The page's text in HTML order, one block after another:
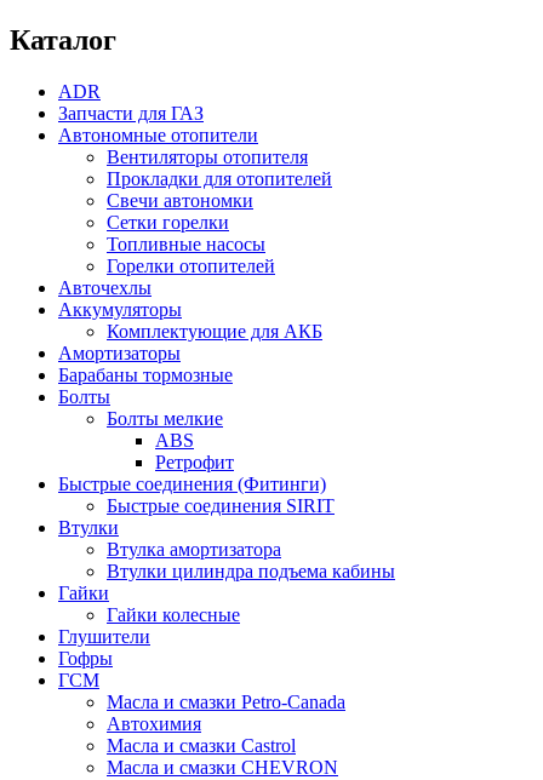
Каталог
ADR
Запчасти для ГАЗ
Автономные отопители
Вентиляторы отопителя
Прокладки для отопителей
Свечи автономки
Сетки горелки
Топливные насосы
Горелки отопителей
Авточехлы
Аккумуляторы
Комплектующие для АКБ
Амортизаторы
Барабаны тормозные
Болты
Болты мелкие
ABS
Ретрофит
Быстрые соединения (Фитинги)
Быстрые соединения SIRIT
Втулки
Втулка амортизатора
Втулки цилиндра подъема кабины
Гайки
Гайки колесные
Глушители
Гофры
ГСМ
Масла и смазки Petro-Canada
Автохимия
Масла и смазки Castrol
Масла и смазки CHEVRON